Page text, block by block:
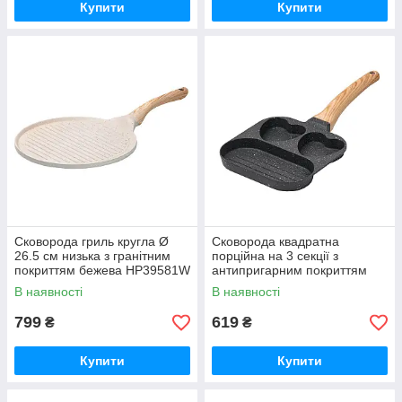
Купити Купити
Сковорода гриль кругла Ø
26.5 см низька з гранітним
покриттям бежева HP39581W
В наявності
799 ₴
Купити
Сковорода квадратна
порційна на 3 секції з
антипригарним покриттям
сіра HP39569C
В наявності
619 ₴
Купити